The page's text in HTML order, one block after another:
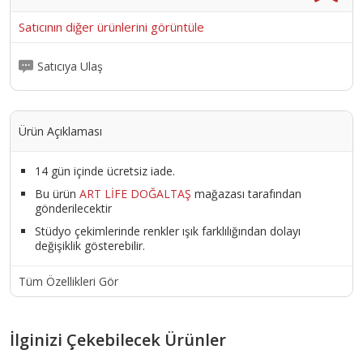
Satıcının diğer ürünlerini görüntüle
Satıcıya Ulaş
Ürün Açıklaması
14 gün içinde ücretsiz iade.
Bu ürün ART LİFE DOĞALTAŞ mağazası tarafından
gönderilecektir
Stüdyo çekimlerinde renkler ışık farklılığından dolayı
değişiklik gösterebilir.
Tüm Özellikleri Gör
İlginizi Çekebilecek Ürünler